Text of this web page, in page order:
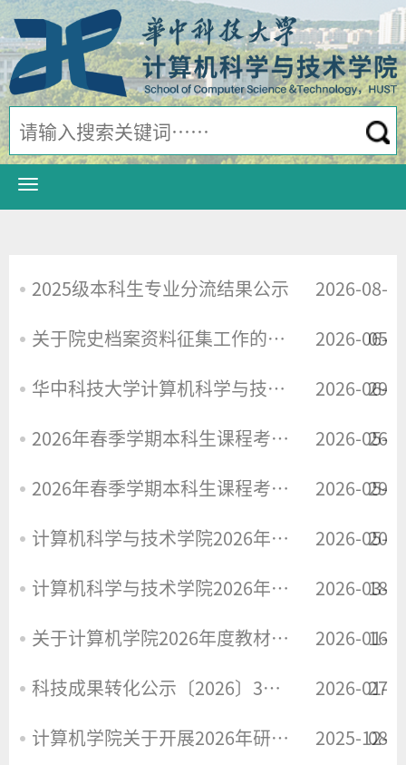
2025级本科生专业分流结果公示 2026-08-
05
关于院史档案资料征集工作的补充通知 2026-06-
29
华中科技大学计算机科学与技术学院招收2026年暑期实习生计划 2026-06-
26
2026年春季学期本科生课程考试安排(第14-15周) 2026-05-
29
2026年春季学期本科生课程考试安排(第13周 2026-05-
20
计算机科学与技术学院2026年港澳台硕士复试细则 2026-05-
18
计算机科学与技术学院2026年硕士复试工作细则、复试名单 2026-03-
16
关于计算机学院2026年度教材建设项目立项申报工作的通知 2026-01-
27
科技成果转化公示〔2026〕3号——生产调度与制造执行优化软件 2026-01-
08
计算机学院关于开展2026年研究生硕博连读工作的通知 2025-12-